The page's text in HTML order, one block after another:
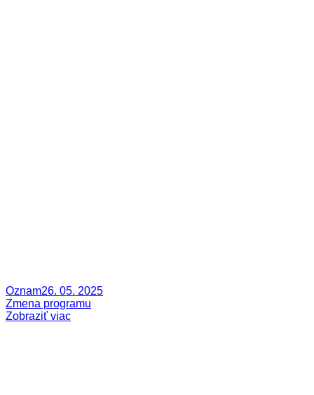
Oznam26. 05. 2025
Zmena programu
Zobraziť viac